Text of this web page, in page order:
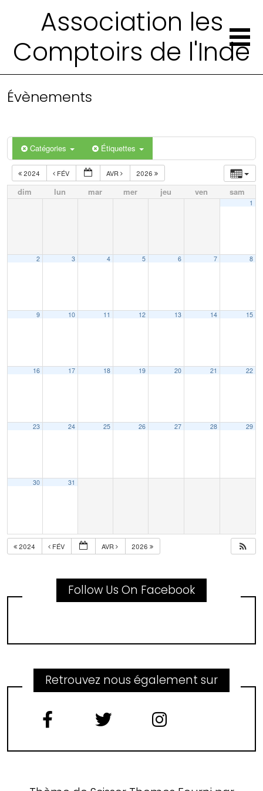
Association les
Comptoirs de l'Inde
Évènements
Catégories Étiquettes
2024 FÉV AVR 2026
dim lun mar mer jeu ven sam
1
2 3 4 5 6 7 8
9 10 11 12 13 14 15
16 17 18 19 20 21 22
23 24 25 26 27 28 29
30 31
2024 FÉV AVR 2026
Follow Us On Facebook
Retrouvez nous également sur